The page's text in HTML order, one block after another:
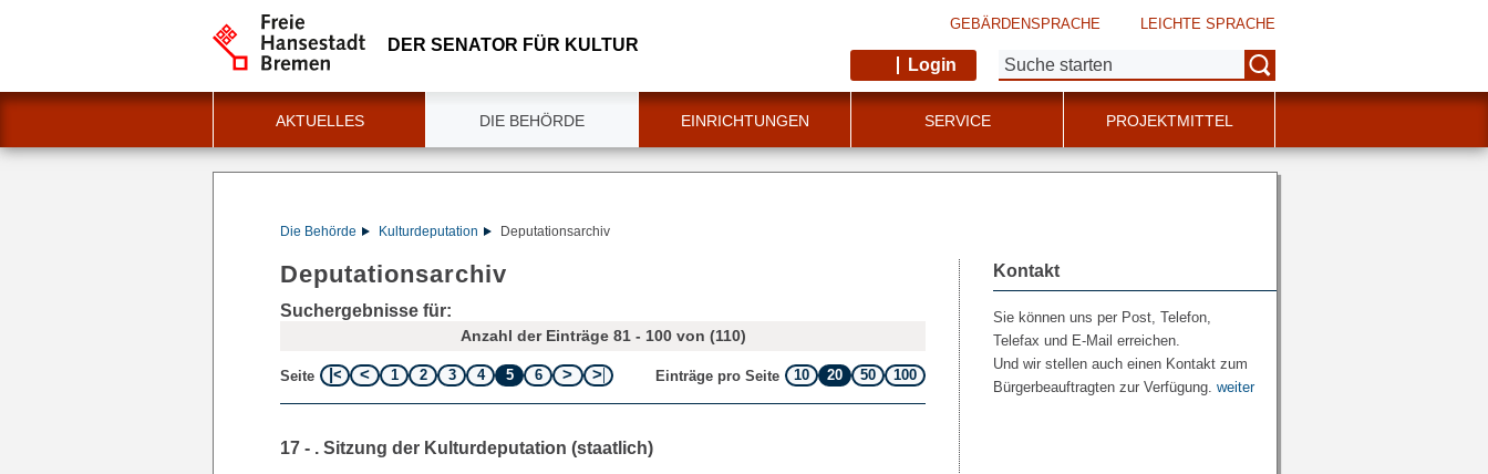
DER SENATOR FÜR KULTUR
GEBÄRDENSPRACHE LEICHTE SPRACHE
Login Suche:
AKTUELLES DIE BEHÖRDE EINRICHTUNGEN SERVICE PROJEKTMITTEL
Die Behörde Kulturdeputation Deputationsarchiv
Deputationsarchiv
Suchergebnisse für:
Anzahl der Einträge 81 - 100 von (110)
Seite 1 2 3 4 5 6 Einträge pro Seite 10 20 50 100
17 - . Sitzung der Kulturdeputation (staatlich)
Kontakt
Sie können uns per Post, Telefon,
Telefax und E-Mail erreichen.
Und wir stellen auch einen Kontakt zum
Bürgerbeauftragten zur Verfügung. weiter